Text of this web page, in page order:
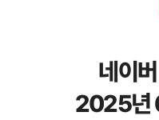
네이
2025년